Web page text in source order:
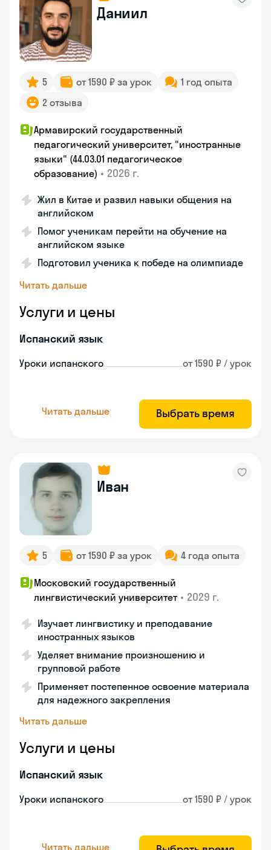
Даниил
5 от 1590 ₽ за урок
1 год опыта
2 отзыва
Армавирский государственный
педагогический университет, "иностранные
языки" (44.03.01 педагогическое
образование) • 2026 г.
Жил в Китае и развил навыки общения на
английском
Помог ученикам перейти на обучение на
английском языке
Подготовил ученика к победе на олимпиаде
Читать дальше
Услуги и цены
Испанский язык
Уроки испанского от 1590 ₽ / урок
Читать дальше Выбрать время
Иван
5 от 1590 ₽ за урок 4 года опыта
Московский государственный
лингвистический университет • 2029 г.
Изучает лингвистику и преподавание
иностранных языков
Уделяет внимание произношению и
групповой работе
Применяет постепенное освоение материала
для надежного закрепления
Читать дальше
Услуги и цены
Испанский язык
Уроки испанского от 1590 ₽ / урок
Читать дальше